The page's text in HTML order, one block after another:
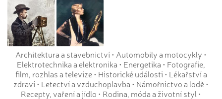
Architektura a stavebnictví• Automobily a motocykly •
Elektrotechnika a elektronika • Energetika • Fotografie,
film, rozhlas a televize• Historické události • Lékařství a
zdraví• Letectví a vzduchoplavba • Námořnictvo a lodě•
Recepty, vaření a jídlo • Rodina, móda a životní styl •